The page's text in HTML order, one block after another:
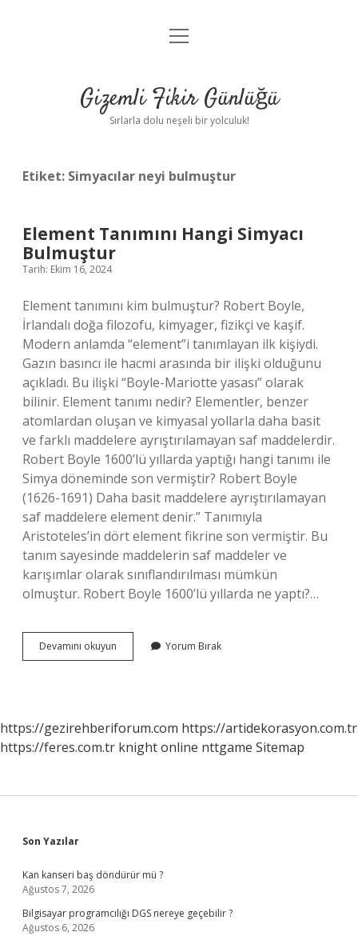
Anasayfa
Yasal Uyarı
menüyü
Gizemli Fikir Günlüğü
Sırlarla dolu neşeli bir yolculuk!
Etiket: Simyacılar neyi bulmuştur
Element Tanımını Hangi Simyacı
Bulmuştur
Tarih: Ekim 16, 2024
Element tanımını kim bulmuştur? Robert Boyle,
İrlandalı doğa filozofu, kimyager, fizikçi ve kaşif.
Modern anlamda “element”i tanımlayan ilk kişiydi.
Gazın basıncı ile hacmi arasında bir ilişki olduğunu
açıkladı. Bu ilişki “Boyle-Mariotte yasası” olarak
bilinir. Element tanımı nedir? Elementler, benzer
atomlardan oluşan ve kimyasal yollarla daha basit
ve farklı maddelere ayrıştırılamayan saf maddelerdir.
Robert Boyle 1600’lü yıllarda yaptığı hangi tanımı ile
Simya döneminde son vermiştir? Robert Boyle
(1626-1691) Daha basit maddelere ayrıştırılamayan
saf maddelere element denir.” Tanımıyla
Aristoteles’in dört element fikrine son vermiştir. Bu
tanım sayesinde maddelerin saf maddeler ve
karışımlar olarak sınıflandırılması mümkün
olmuştur. Robert Boyle 1600’lü yıllarda ne yaptı?…
Devamını okuyun Element
Tanımını
Yorum Bırak
https://gezirehberiforum.com https://artidekorasyon.com.tr
https://feres.com.tr knight online nttgame Sitemap
Sidebar
Son Yazılar
Kan kanseri baş döndürür mü ?
Ağustos 7, 2026
Bilgisayar programcılığı DGS nereye geçebilir ?
Ağustos 6, 2026